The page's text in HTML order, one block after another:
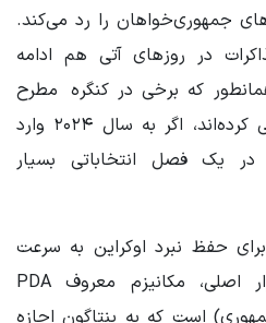
جمهوری‌خواهان را رد می‌کند.
در روزهای آتی هم ادامه
که برخی در کنگره مطرح
کرده و درباره آن ابراز نگرانی کرده‌اند، اگر به سال ۲۰۲۴ وارد
در یک فصل انتخاباتی بسیار
حفظ نبرد اوکراین به سرعت
در حال کاهش است. ابزار اصلی، مکانیزم معروف PDA
است که به پنتاگون اجازه